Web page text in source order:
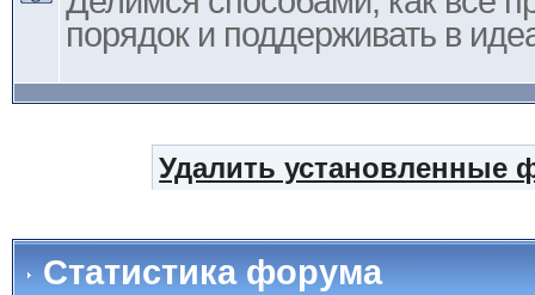
порядок и поддерживать в
Удалить установленные
Статистика форума